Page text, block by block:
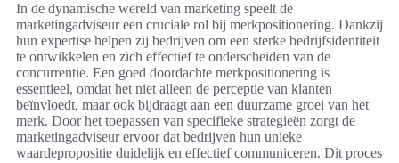
In de dynamische wereld van marketing speelt de
marketingadviseur een cruciale rol bij merkpositionering. Dankzij
hun expertise helpen zij bedrijven om een sterke bedrijfsidentiteit
te ontwikkelen en zich effectief te onderscheiden van de
concurrentie. Een goed doordachte merkpositionering is
essentieel, omdat het niet alleen de perceptie van klanten
beïnvloedt, maar ook bijdraagt aan een duurzame groei van het
merk. Door het toepassen van specifieke strategieën zorgt de
marketingadviseur ervoor dat bedrijven hun unieke
waardepropositie duidelijk en effectief communiceren. Dit proces